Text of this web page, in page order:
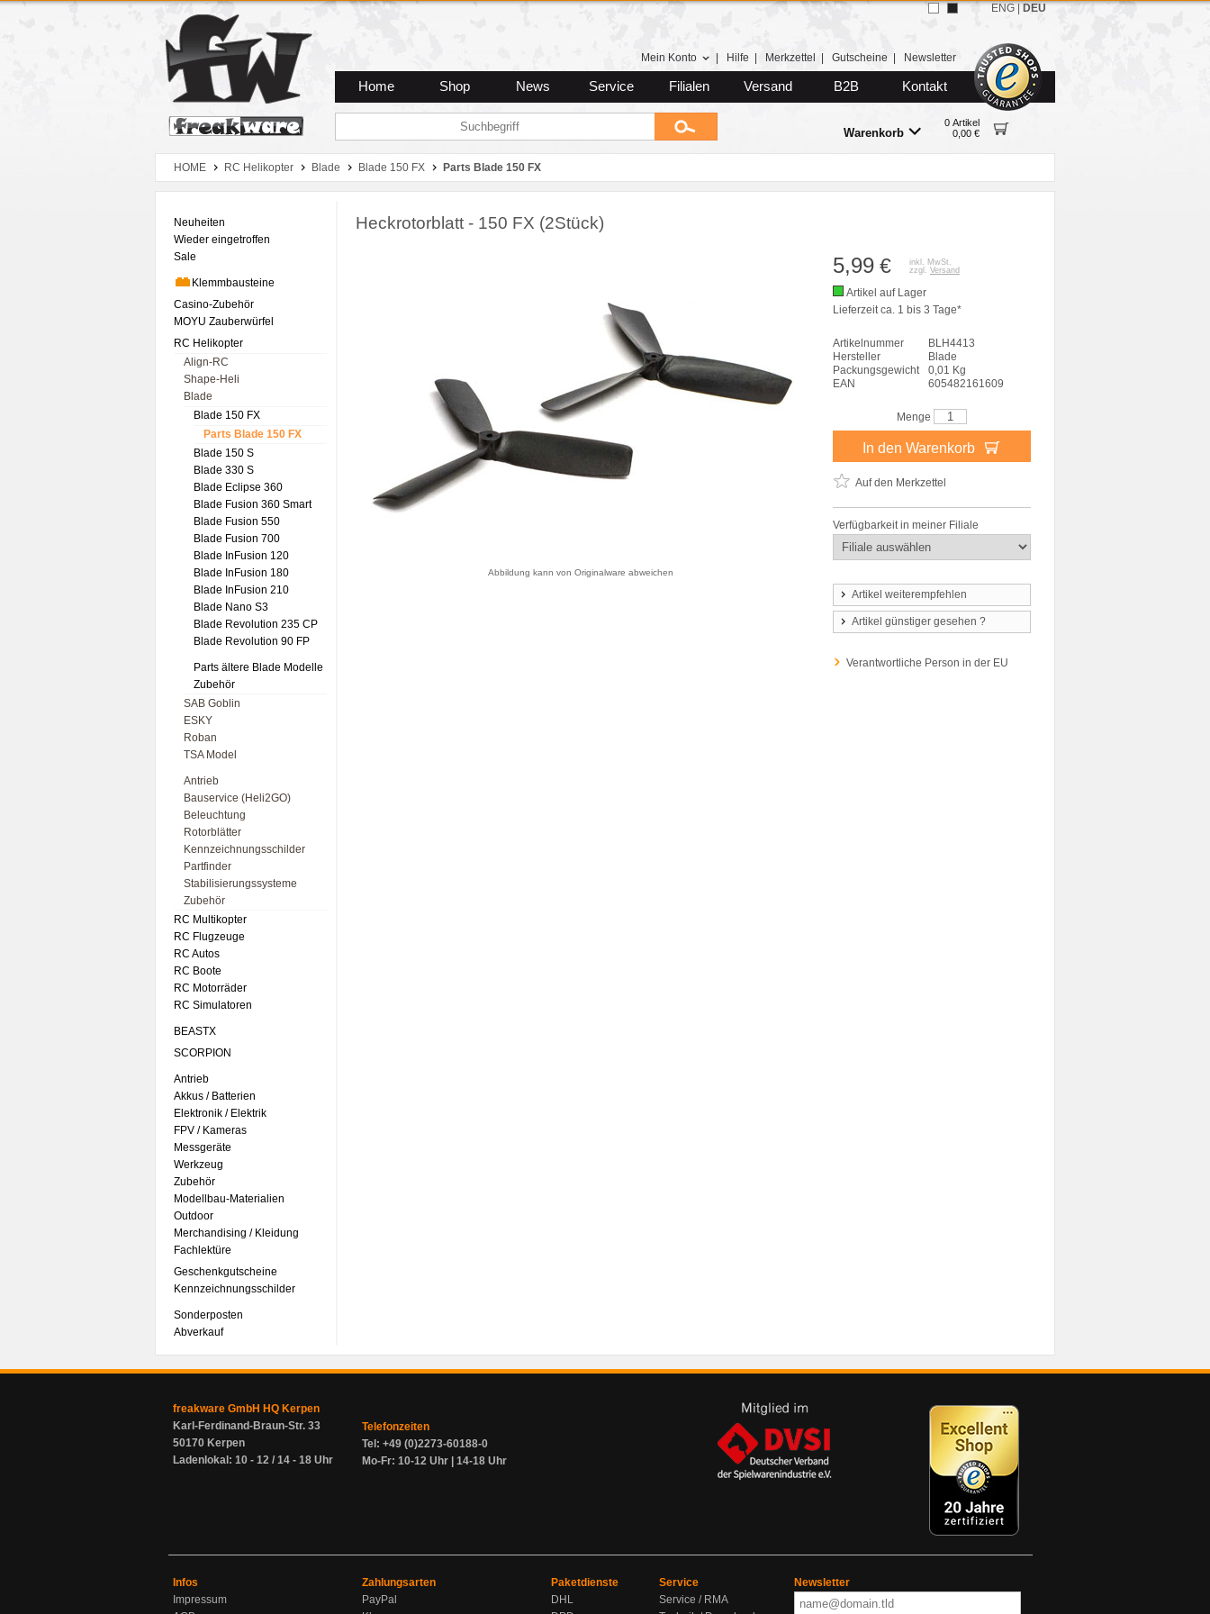
Zum Hauptmenue
Zum Seiteninhalt
Zum Warenkob
Mein Konto Hilfe Merkzettel Gutscheine Newsletter
Home Shop News Service Filialen Versand B2B Kontakt
Warenkorb
0 Artikel
0,00 €
ENG DEU
HOME RC Helikopter Blade Blade 150 FX Parts Blade 150 FX
Neuheiten
Wieder eingetroffen
Sale
Klemmbausteine
Casino-Zubehör
MOYU Zauberwürfel
RC Helikopter
Align-RC
Shape-Heli
Blade
Blade 150 FX
Parts Blade 150 FX
Blade 150 S
Blade 330 S
Blade Eclipse 360
Blade Fusion 360 Smart
Blade Fusion 550
Blade Fusion 700
Blade InFusion 120
Blade InFusion 180
Blade InFusion 210
Blade Nano S3
Blade Revolution 235 CP
Blade Revolution 90 FP
Parts ältere Blade Modelle
Zubehör
SAB Goblin
ESKY
Roban
TSA Model
Antrieb
Bauservice (Heli2GO)
Beleuchtung
Rotorblätter
Kennzeichnungsschilder
Partfinder
Stabilisierungssysteme
Zubehör
RC Multikopter
RC Flugzeuge
RC Autos
RC Boote
RC Motorräder
RC Simulatoren
BEASTX
SCORPION
Antrieb
Akkus / Batterien
Elektronik / Elektrik
FPV / Kameras
Messgeräte
Werkzeug
Zubehör
Modellbau-Materialien
Outdoor
Merchandising / Kleidung
Fachlektüre
Geschenkgutscheine
Kennzeichnungsschilder
Sonderposten
Abverkauf
Heckrotorblatt - 150 FX (2Stück)
Abbildung kann von Originalware abweichen
5,99 €
inkl. MwSt.
zzgl. Versand
Artikel auf Lager
Lieferzeit ca. 1 bis 3 Tage*
Artikelnummer
BLH4413
Hersteller
Blade
Packungsgewicht
0,01 Kg
EAN
605482161609
Menge
In den Warenkorb
Auf den Merkzettel
Verfügbarkeit in meiner Filiale
Artikel weiterempfehlen
Artikel günstiger gesehen ?
Verantwortliche Person in der EU
freakware GmbH HQ Kerpen
Karl-Ferdinand-Braun-Str. 33
50170 Kerpen
Ladenlokal: 10 - 12 / 14 - 18 Uhr
Telefonzeiten
Tel: +49 (0)2273-60188-0
Mo-Fr: 10-12 Uhr | 14-18 Uhr
Infos
Impressum
Zahlungsarten
PayPal
Paketdienste
DHL
Service
Service / RMA
Newsletter